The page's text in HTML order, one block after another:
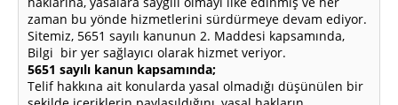
zaman bu yönde hizmetlerini sürdürmeye devam ediyor.
Sitemiz, 5651 sayılı kanunun 2. Maddesi kapsamında,
Bilgi bir yer sağlayıcı olarak hizmet veriyor.
5651 sayılı kanun kapsamında;
Telif hakkına ait konularda yasal olmadığı düşünülen bir